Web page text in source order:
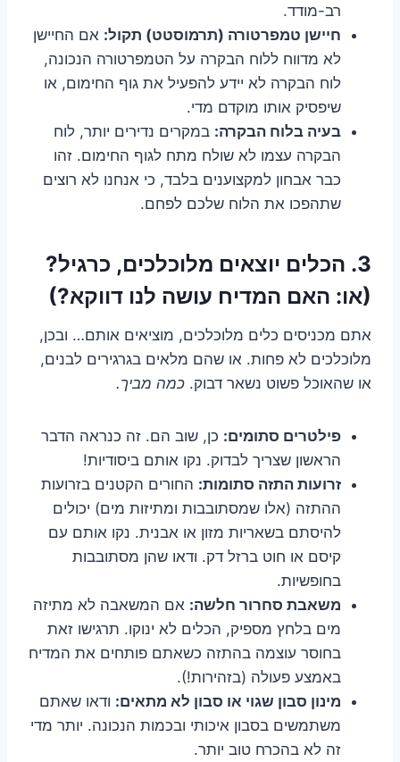
רב-מודד.
חיישן טמפרטורה (תרמוסטט) תקול: אם החיישן
לא מדווח ללוח הבקרה על הטמפרטורה הנכונה,
לוח הבקרה לא יידע להפעיל את גוף החימום, או
שיפסיק אותו מוקדם מדי.
בעיה בלוח הבקרה: במקרים נדירים יותר, לוח
הבקרה עצמו לא שולח מתח לגוף החימום. זהו
כבר אבחון למקצוענים בלבד, כי אנחנו לא רוצים
שתהפכו את הלוח שלכם לפחם.
3. הכלים יוצאים מלוכלכים, כרגיל?
(או: האם המדיח עושה לנו דווקא?)
אתם מכניסים כלים מלוכלכים, מוציאים אותם… ובכן,
מלוכלכים לא פחות. או שהם מלאים בגרגירים לבנים,
או שהאוכל פשוט נשאר דבוק. כמה מביך.
פילטרים סתומים: כן, שוב הם. זה כנראה הדבר
הראשון שצריך לבדוק. נקו אותם ביסודיות!
זרועות התזה סתומות: החורים הקטנים בזרועות
ההתזה (אלו שמסתובבות ומתיזות מים) יכולים
להיסתם בשאריות מזון או אבנית. נקו אותם עם
קיסם או חוט ברזל דק. ודאו שהן מסתובבות
בחופשיות.
משאבת סחרור חלשה: אם המשאבה לא מתיזה
מים בלחץ מספיק, הכלים לא ינוקו. תרגישו זאת
בחוסר עוצמה בהתזה כשאתם פותחים את המדיח
באמצע פעולה (בזהירות!).
מינון סבון שגוי או סבון לא מתאים: ודאו שאתם
משתמשים בסבון איכותי ובכמות הנכונה. יותר מדי
זה לא בהכרח טוב יותר.